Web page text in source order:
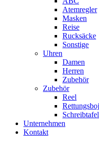
Atemregler
Masken
Reise
Rucksäcke
Sonstige
Uhren
Damen
Herren
Zubehör
Zubehör
Reel
Unternehmen
Kontakt